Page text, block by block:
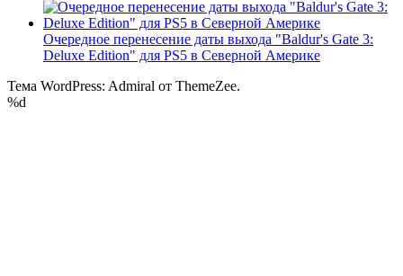
Очередное перенесение даты выхода "Baldur's Gate 3:
Deluxe Edition" для PS5 в Северной Америке
Тема WordPress: Admiral от ThemeZee.
%d